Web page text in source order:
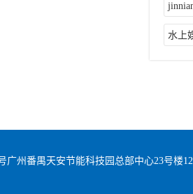
水上
州番禺天安节能科技园总部中心23号楼